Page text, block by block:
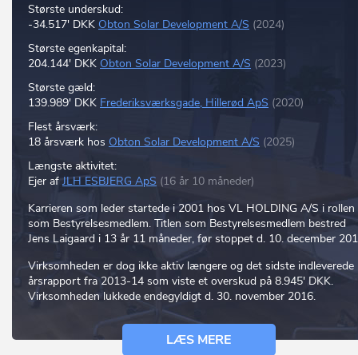
Største underskud:
-34.517' DKK Obton Solar Development A/S (2024)
Største egenkapital:
204.144' DKK Obton Solar Development A/S (2023)
Største gæld:
139.989' DKK Frederiksværksgade, Hillerød ApS (2020)
Flest årsværk:
18 årsværk hos Obton Solar Development A/S (2025)
Længste aktivitet:
Ejer afJLH ESBJERG ApS (16 år 10 måneder)
Karrieren som leder startede i 2001 hos VL HOLDING A/S i rollen
som Bestyrelsesmedlem. Titlen som Bestyrelsesmedlem bestred
Jens Laigaard i 13 år 11 måneder, før stoppet d. 10. december
Virksomheden er dog ikke aktiv længere og det sidste indleverede
årsrapport fra 2013-14 som viste et overskud på 8.945' DKK.
Virksomheden lukkede endegyldigt d. 30. november 2016.
LÆS MERE